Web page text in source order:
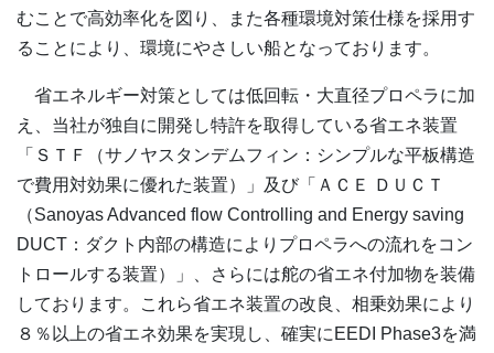
むことで高効率化を図り、また各種環境対策仕様を採用す
ることにより、環境にやさしい船となっております。
省エネルギー対策としては低回転・大直径プロペラに加
え、当社が独自に開発し特許を取得している省エネ装置
「ＳＴＦ（サノヤスタンデムフィン：シンプルな平板構造
で費用対効果に優れた装置）」及び「ＡＣＥ ＤＵＣＴ
（Sanoyas Advanced flow Controlling and Energy saving
DUCT：ダクト内部の構造によりプロペラへの流れをコン
トロールする装置）」、さらには舵の省エネ付加物を装備
しております。これら省エネ装置の改良、相乗効果により
８％以上の省エネ効果を実現し、確実にEEDI Phase3を満